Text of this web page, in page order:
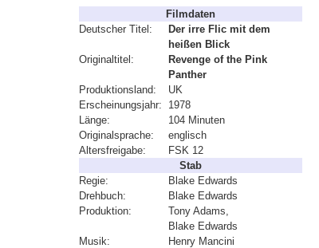
Filmdaten
Deutscher Titel:
Der irre Flic mit dem
heißen Blick
Originaltitel:
Revenge of the Pink
Panther
Produktionsland:
UK
Erscheinungsjahr:
1978
Länge:
104 Minuten
Originalsprache:
englisch
Altersfreigabe:
FSK 12
Stab
Regie:
Blake Edwards
Drehbuch:
Blake Edwards
Produktion:
Tony Adams,
Blake Edwards
Musik:
Henry Mancini